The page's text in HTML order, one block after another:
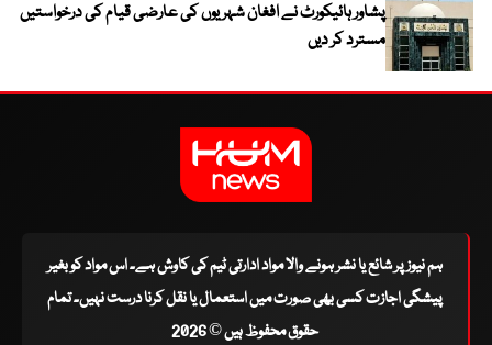
پشاور ہائیکورٹ نے افغان شہریوں کی عارضی قیام کی درخواستیں
مسترد کر دیں
ہم نیوز پر شائع یا نشر ہونے والا مواد ادارتی ٹیم کی کاوش ہے۔ اس مواد کو بغیر
پیشگی اجازت کسی بھی صورت میں استعمال یا نقل کرنا درست نہیں۔ تمام
حقوق محفوظ ہیں © 2026